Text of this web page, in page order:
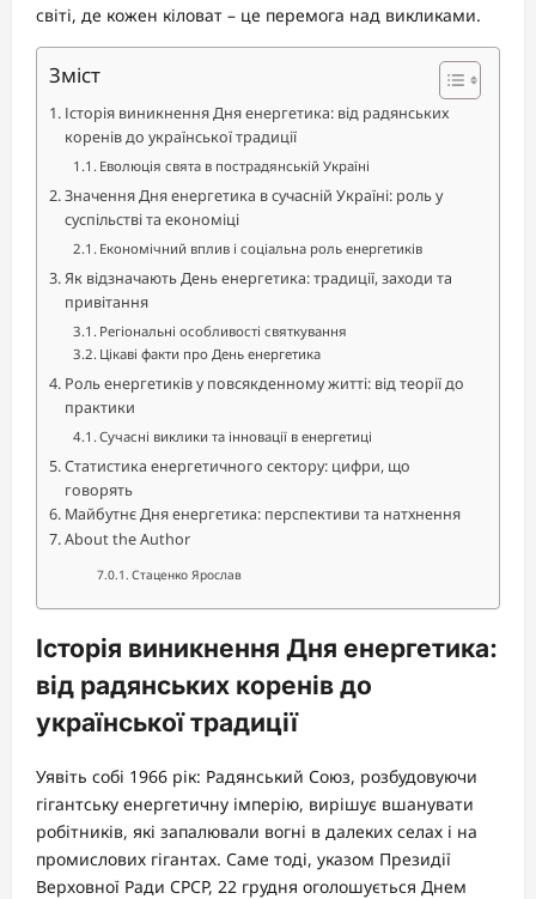
світі, де кожен кіловат – це перемога над викликами.
Зміст
Історія виникнення Дня енергетика: від радянських
коренів до української традиції
Еволюція свята в пострадянській Україні
Значення Дня енергетика в сучасній Україні: роль у
суспільстві та економіці
Економічний вплив і соціальна роль енергетиків
Як відзначають День енергетика: традиції, заходи та
привітання
Регіональні особливості святкування
Цікаві факти про День енергетика
Роль енергетиків у повсякденному житті: від теорії до
практики
Сучасні виклики та інновації в енергетиці
Статистика енергетичного сектору: цифри, що
говорять
Майбутнє Дня енергетика: перспективи та натхнення
About the Author
Стаценко Ярослав
Історія виникнення Дня енергетика:
від радянських коренів до
української традиції
Уявіть собі 1966 рік: Радянський Союз, розбудовуючи
гігантську енергетичну імперію, вирішує вшанувати
робітників, які запалювали вогні в далеких селах і на
промислових гігантах. Саме тоді, указом Президії
Верховної Ради СРСР, 22 грудня оголошується Днем